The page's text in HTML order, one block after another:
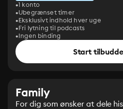
1 konto
Ubegrænset timer
Eksklusivt indhold hver uge
Fri lytning til podcasts
Ingen binding
Start
Family
For dig som ønsker at dele